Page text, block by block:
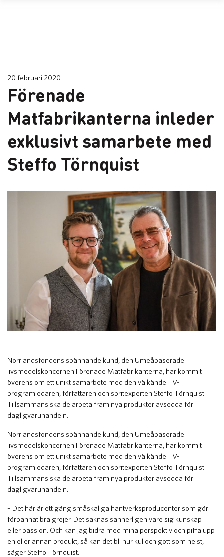
20 februari 2020
Förenade
Matfabrikanterna inleder
exklusivt samarbete med
Steffo Törnquist
Norrlandsfondens spännande kund, den Umeåbaserade
livsmedelskoncernen Förenade Matfabrikanterna, har kommit
överens om ett unikt samarbete med den välkände TV-
programledaren, författaren och spritexperten Steffo Törnquist.
Tillsammans ska de arbeta fram nya produkter avsedda för
dagligvaruhandeln.
Norrlandsfondens spännande kund, den Umeåbaserade
livsmedelskoncernen Förenade Matfabrikanterna, har kommit
överens om ett unikt samarbete med den välkände TV-
programledaren, författaren och spritexperten Steffo Törnquist.
Tillsammans ska de arbeta fram nya produkter avsedda för
dagligvaruhandeln.
– Det här är ett gäng småskaliga hantverksproducenter som gör
förbannat bra grejer. Det saknas sannerligen vare sig kunskap
eller passion. Och kan jag bidra med mina perspektiv och piffa upp
en eller annan produkt, så kan det bli hur kul och gott som helst,
säger Steffo Törnquist.